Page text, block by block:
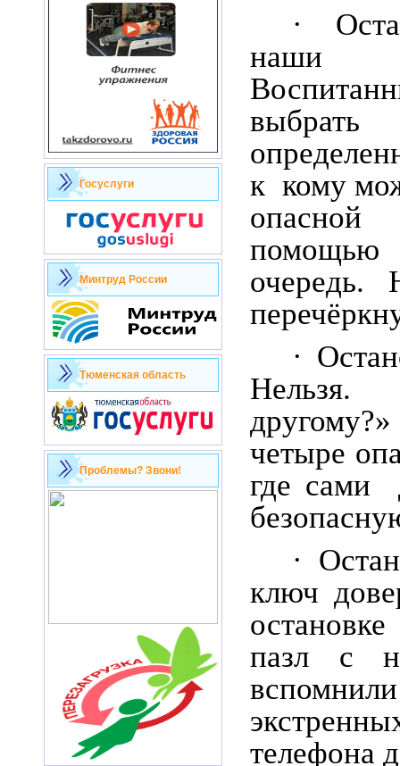
Госуслуги
Минтруд России
Тюменская область
Проблемы? Звони!
·
наши
к кому
очередь.
·
четыре
где сами
·
ключ
пазл с
телефона